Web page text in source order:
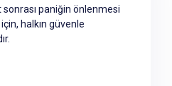
geçici barınma
geçecek süre
önlemek ve sağlıklı bilgi
paniğin önlenmesi
için, halkın güvenle